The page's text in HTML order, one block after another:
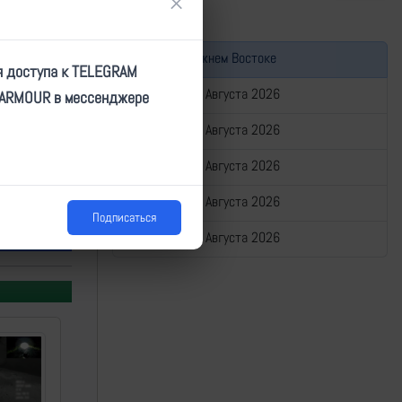
Война на Ближнем Востоке
Сводка за 07 Августа 2026
Сводка за 06 Августа 2026
Сводка за 05 Августа 2026
Сводка за 04 Августа 2026
Сводка за 03 Августа 2026
к TELEGRAM
в мессенджере
Подписаться